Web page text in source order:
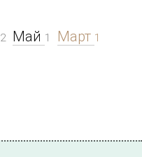
2 Май 1 Март 1